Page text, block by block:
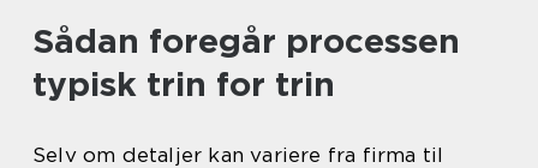
Sådan foregår processen
typisk trin for trin
Selv om detaljer kan variere fra firma til